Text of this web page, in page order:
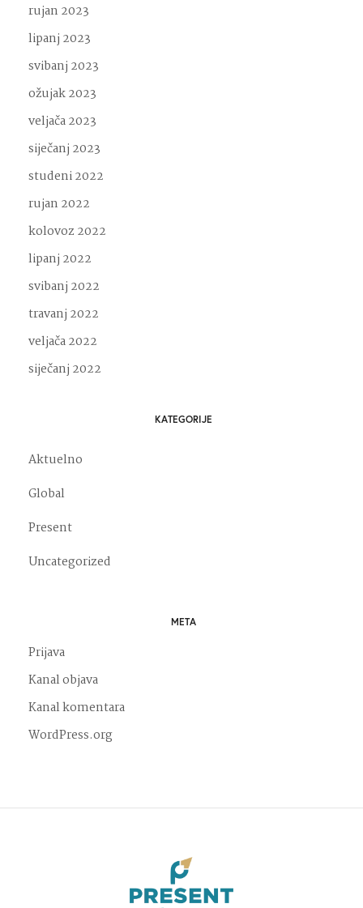
rujan 2023
lipanj 2023
svibanj 2023
ožujak 2023
veljača 2023
siječanj 2023
studeni 2022
rujan 2022
kolovoz 2022
lipanj 2022
svibanj 2022
travanj 2022
veljača 2022
siječanj 2022
KATEGORIJE
Aktuelno
Global
Present
Uncategorized
META
Prijava
Kanal objava
Kanal komentara
WordPress.org